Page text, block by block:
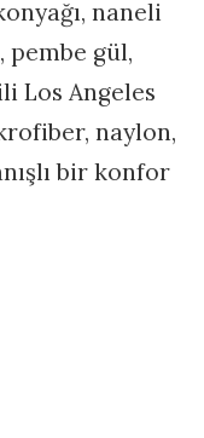
naneli
gül,
Los Angeles
naylon,
bir konfor